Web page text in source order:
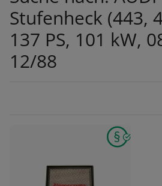
Stufenheck (443,
137 PS, 101 kW,
12/88